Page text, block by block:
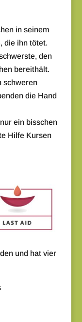
in seinem
die ihn tötet.
den
bereithält.
schweren
die Hand
ein bisschen
Hilfe Kursen
und hat vier